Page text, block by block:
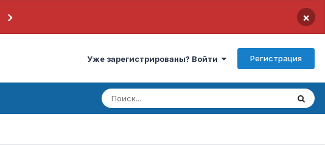
×
Уже зарегистрированы? Войти Регистрация